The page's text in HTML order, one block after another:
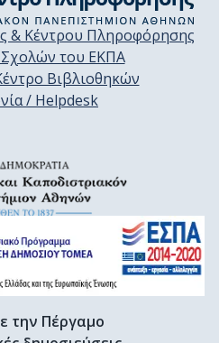
& Κέντρου Πληροφόρησης
Σχολών του ΕΚΠΑ
Βιβλιοθηκών
/ Helpdesk
την Πέργαμο